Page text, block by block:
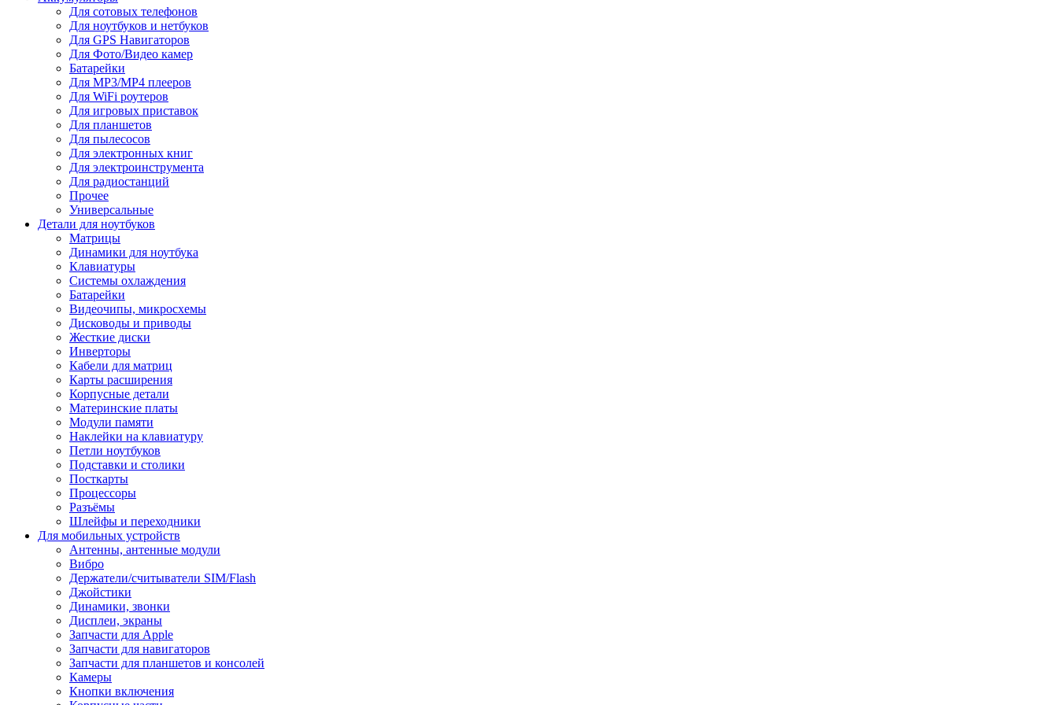
Для сотовых телефонов
Для ноутбуков и нетбуков
Для GPS Навигаторов
Для Фото/Видео камер
Батарейки
Для MP3/MP4 плееров
Для WiFi роутеров
Для игровых приставок
Для планшетов
Для пылесосов
Для электронных книг
Для электроинструмента
Для радиостанций
Прочее
Универсальные
Детали для ноутбуков
Матрицы
Динамики для ноутбука
Клавиатуры
Системы охлаждения
Батарейки
Видеочипы, микросхемы
Дисководы и приводы
Жесткие диски
Инверторы
Кабели для матриц
Карты расширения
Корпусные детали
Материнские платы
Модули памяти
Наклейки на клавиатуру
Петли ноутбуков
Подставки и столики
Посткарты
Процессоры
Разъёмы
Шлейфы и переходники
Для мобильных устройств
Антенны, антенные модули
Вибро
Держатели/считыватели SIM/Flash
Джойстики
Динамики, звонки
Дисплеи, экраны
Запчасти для Apple
Запчасти для навигаторов
Запчасти для планшетов и консолей
Камеры
Кнопки включения